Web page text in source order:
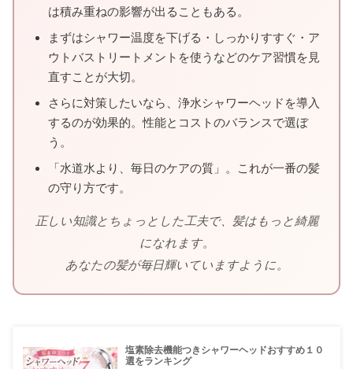
は積み重ねの影響が出ることもある。
まずはシャワー温度を下げる・しっかりすすぐ・ア
ウトバストリートメントを使うなどのケア習慣を見
直すことが大切。
さらに対策したいなら、浄水シャワーヘッドを導入
するのが効果的。性能とコストのバランスで選ぼ
う。
「水道水より、毎日のケアの質」。これが一番の髪
の守り方です。
正しい知識とちょっとした工夫で、髪はもっと綺麗
になれます。
あなたの髪が毎日輝いていますように。
塩素除去機能つきシャワーヘッドおすすめ１０
選をランキング